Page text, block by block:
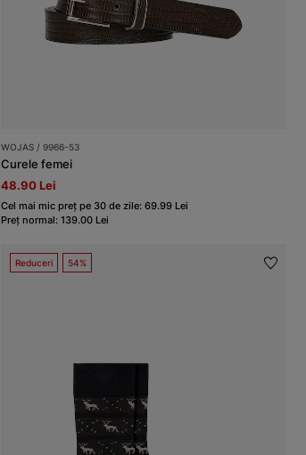
WOJAS / 9966-53
Curele femei
48.90 Lei
Cel mai mic preț pe 30 de zile: 69.99 Lei
Preț normal: 139.00 Lei
Reduceri 54%